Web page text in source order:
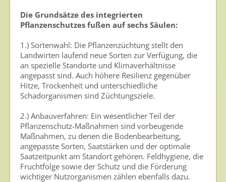
Die Grundsätze des integrierten
Pflanzenschutzes fußen auf sechs Säulen:
1.) Sortenwahl: Die Pflanzenzüchtung stellt den
Landwirten laufend neue Sorten zur Verfügung, die
an spezielle Standorte und Klimaverhältnisse
angepasst sind. Auch höhere Resilienz gegenüber
Hitze, Trockenheit und unterschiedliche
Schadorganismen sind Züchtungsziele.
2.) Anbauverfahren: Ein wesentlicher Teil der
Pflanzenschutz-Maßnahmen sind vorbeugende
Maßnahmen, zu denen die Bodenbearbeitung,
angepasste Sorten, Saatstärken und der optimale
Saatzeitpunkt am Standort gehören. Feldhygiene, die
Fruchtfolge sowie der Schutz und die Förderung
wichtiger Nutzorganismen zählen ebenfalls dazu.